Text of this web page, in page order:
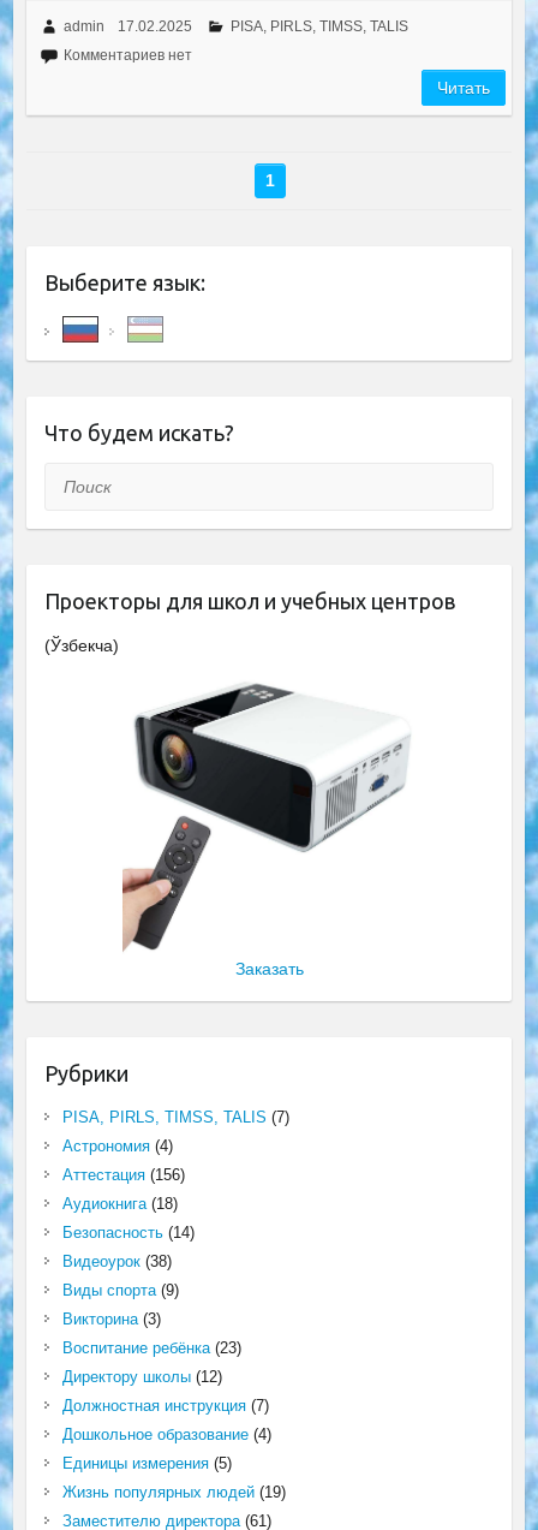
admin 17.02.2025
PISA, PIRLS, TIMSS, TALIS
Комментариев нет
Читать
1
Выберите язык:
Что будем искать?
Поиск
Проекторы для школ и учебных центров
(Ўзбекча)
Заказать
Рубрики
PISA, PIRLS, TIMSS, TALIS (7)
Астрономия(4)
Аттестация(156)
Аудиокнига(18)
Безопасность(14)
Видеоурок(38)
Виды спорта(9)
Викторина(3)
Воспитание ребёнка(23)
Директору школы(12)
Должностная инструкция(7)
Дошкольное образование(4)
Единицы измерения(5)
Жизнь популярных людей(19)
Заместителю директора(61)